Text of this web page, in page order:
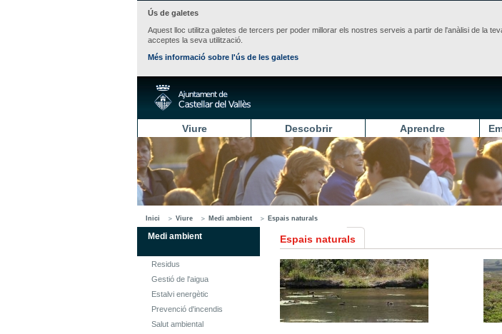
Ús de galetes
Aquest lloc utilitza galetes de tercers per poder millorar els nostres serveis a partir de l'anàlisi de la
acceptes la seva utilització.
Més informació sobre l'ús de les galetes
Viure Descobrir Aprendre
Inici Viure Medi ambient Espais naturals
Medi ambient
Residus
Gestió de l'aigua
Estalvi energètic
Prevenció d'incendis
Salut ambiental
Espais naturals